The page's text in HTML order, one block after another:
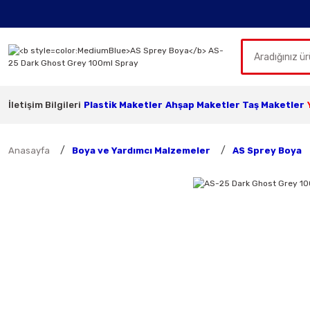
İletişim Bilgileri Plastik Maketler Ahşap Maketler Taş Maketler
Anasayfa Boya ve Yardımcı Malzemeler AS Sprey Boya